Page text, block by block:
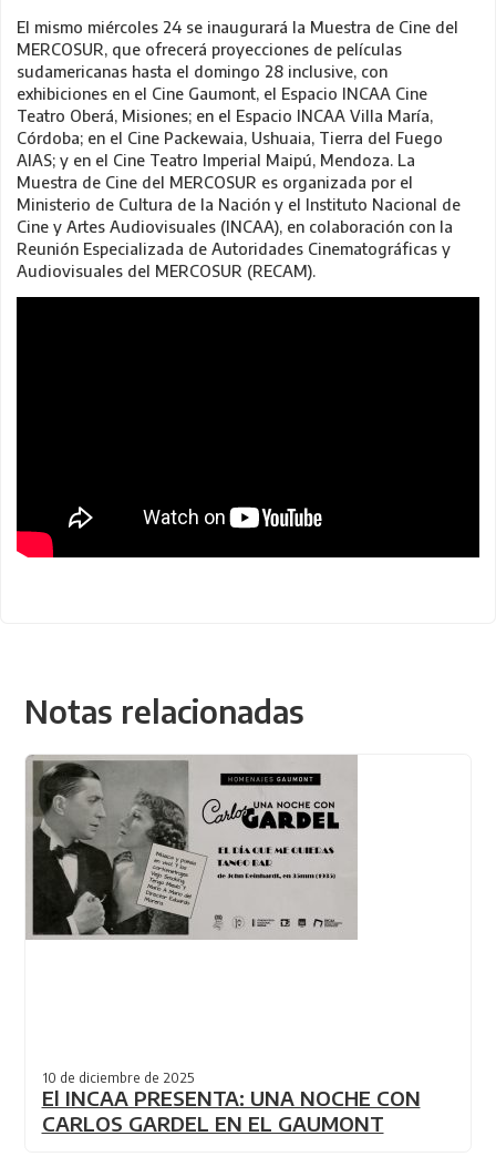
El mismo miércoles 24 se inaugurará la Muestra de Cine del
MERCOSUR, que ofrecerá proyecciones de películas
sudamericanas hasta el domingo 28 inclusive, con
exhibiciones en el Cine Gaumont, el Espacio INCAA Cine
Teatro Oberá, Misiones; en el Espacio INCAA Villa María,
Córdoba; en el Cine Packewaia, Ushuaia, Tierra del Fuego
AIAS; y en el Cine Teatro Imperial Maipú, Mendoza. La
Muestra de Cine del MERCOSUR es organizada por el
Ministerio de Cultura de la Nación y el Instituto Nacional de
Cine y Artes Audiovisuales (INCAA), en colaboración con la
Reunión Especializada de Autoridades Cinematográficas y
Audiovisuales del MERCOSUR (RECAM).
Notas relacionadas
10 de diciembre de 2025
El INCAA PRESENTA: UNA NOCHE CON
CARLOS GARDEL EN EL GAUMONT